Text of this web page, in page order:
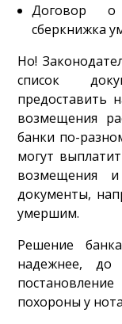
Договор о
сберкнижка
Но!
список
предоставить
возмещения
банки по-
могут
возмещения и
документы,
умершим.
Решение
надежнее,
похороны у